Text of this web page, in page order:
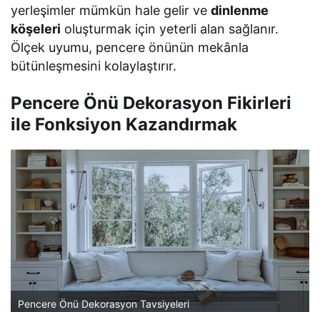
yerleşimler mümkün hale gelir vedinlenme
köşeleri oluşturmak için yeterli alan sağlanır.
Ölçek uyumu, pencere önünün mekânla
bütünleşmesini kolaylaştırır.
Pencere Önü Dekorasyon Fikirleri
ile Fonksiyon Kazandırmak
Pencere Önü Dekorasyon Tavsiyeleri